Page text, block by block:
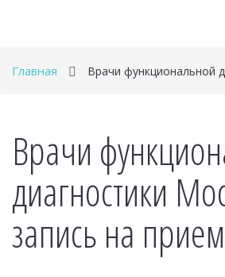
Главная Врачи функциональной
Врачи
диагностики
запись на прием